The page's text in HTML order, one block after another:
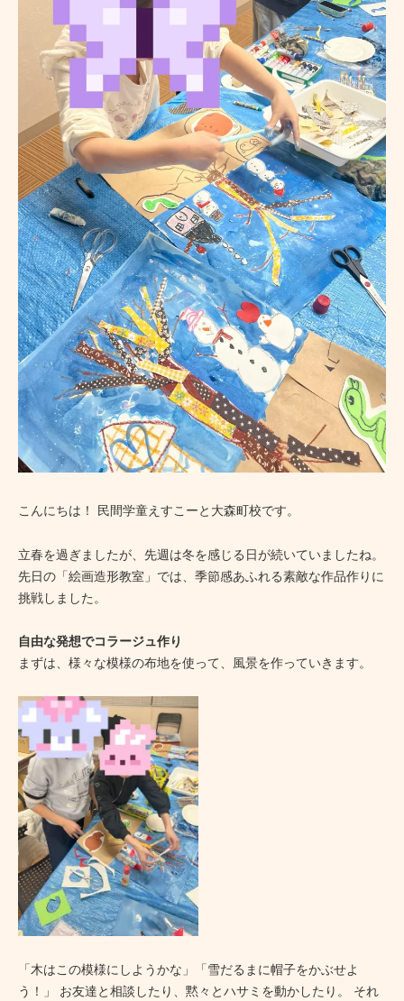
こんにちは！ 民間学童えすこーと大森町校です。
立春を過ぎましたが、先週は冬を感じる日が続いていましたね。
先日の「絵画造形教室」では、季節感あふれる素敵な作品作りに
挑戦しました。
自由な発想でコラージュ作り
まずは、様々な模様の布地を使って、風景を作っていきます。
「木はこの模様にしようかな」「雪だるまに帽子をかぶせよ
う！」 お友達と相談したり、黙々とハサミを動かしたり。 それ